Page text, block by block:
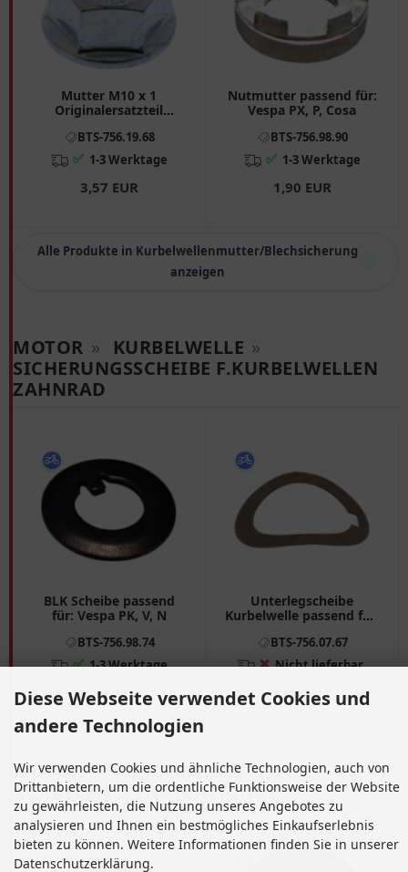
Mutter M10 x 1
Originalersatzteil
passend für: Aprilia SX,
RS, RS4
BTS-756.19.68
✅ 1-3 Werktage
3,57 EUR
Nutmutter passend für:
Vespa PX, P, Cosa
BTS-756.98.90
✅ 1-3 Werktage
1,90 EUR
Alle Produkte in Kurbelwellenmutter/Blechsicherung
anzeigen
MOTOR » KURBELWELLE »
SICHERUNGSSCHEIBE F.KURBELWELLEN
ZAHNRAD
BLK Scheibe passend
für: Vespa PK, V, N
BTS-756.98.74
✅ 1-3 Werktage
1,33 EUR
Unterlegscheibe
Kurbelwelle passend für:
Hexagon, Gilera EC1
BTS-756.07.67
❌ Nicht lieferbar.
1,50 EUR
MOTOR » KURBELWELLE »
KURBELWELLENDICHTRINGE
Diese Webseite verwendet Cookies und
andere Technologien
Wir verwenden Cookies und ähnliche Technologien, auch von
Drittanbietern, um die ordentliche Funktionsweise der Website
zu gewährleisten, die Nutzung unseres Angebotes zu
analysieren und Ihnen ein bestmögliches Einkaufserlebnis
bieten zu können. Weitere Informationen finden Sie in unserer
Datenschutzerklärung.